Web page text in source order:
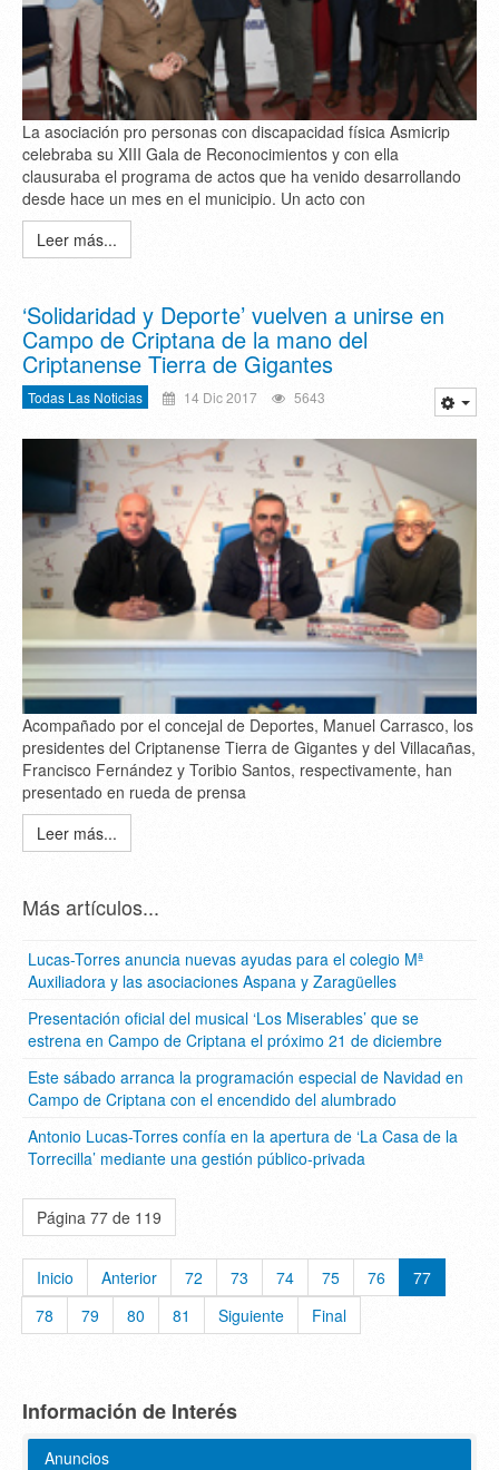
La asociación pro personas con discapacidad física Asmicrip
celebraba su XIII Gala de Reconocimientos y con ella
clausuraba el programa de actos que ha venido desarrollando
desde hace un mes en el municipio. Un acto con
Leer más...
‘Solidaridad y Deporte’ vuelven a unirse en
Campo de Criptana de la mano del
Criptanense Tierra de Gigantes
Todas Las Noticias 14 Dic 2017 5643
Acompañado por el concejal de Deportes, Manuel Carrasco, los
presidentes del Criptanense Tierra de Gigantes y del Villacañas,
Francisco Fernández y Toribio Santos, respectivamente, han
presentado en rueda de prensa
Leer más...
Más artículos...
Lucas-Torres anuncia nuevas ayudas para el colegio Mª
Auxiliadora y las asociaciones Aspana y Zaragüelles
Presentación oficial del musical ‘Los Miserables’ que se
estrena en Campo de Criptana el próximo 21 de diciembre
Este sábado arranca la programación especial de Navidad en
Campo de Criptana con el encendido del alumbrado
Antonio Lucas-Torres confía en la apertura de ‘La Casa de la
Torrecilla’ mediante una gestión público-privada
Página 77 de 119
Inicio Anterior 72 73 74 75 76
77
78
79 80 81 Siguiente Final
Información de Interés
Anuncios